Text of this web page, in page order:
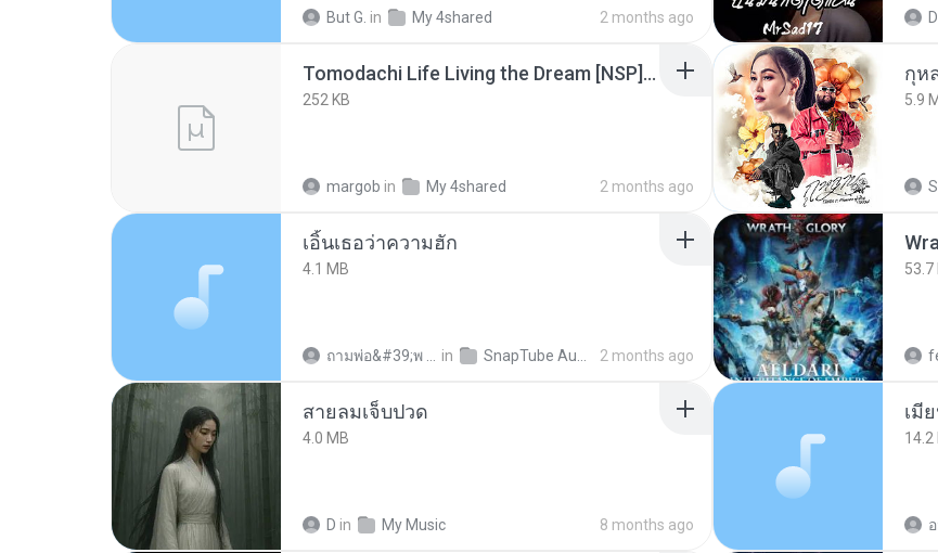
But G. in My 4shared 2 months ago D
Tomodachi Life Living the Dream [NSP].torrent
252 KB
margob in My 4shared 2 months ago
กุห
5.9
เอิ้นเธอว่าความฮัก
4.1 MB
in 2 months ago
53.7
สายลมเจ็บปวด
4.0 MB
D in My Music 8 months ago
14.2